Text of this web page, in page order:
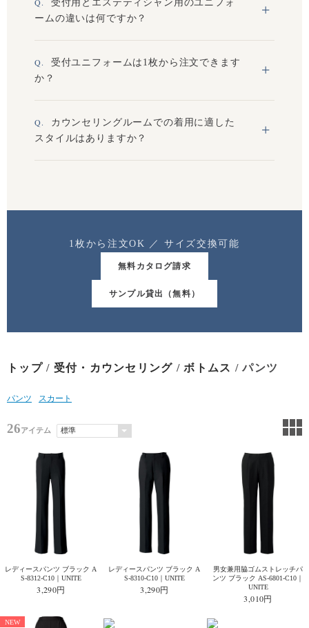
受付用とエステティシャン用のユニフォ
ームの違いは何ですか？
受付ユニフォームは1枚から注文できます
か？
カウンセリングルームでの着用に適した
スタイルはありますか？
1枚から注文OK ／ サイズ交換可能
無料カタログ請求
サンプル貸出（無料）
トップ/ 受付・カウンセリング /ボトムス / パンツ
パンツ スカート
26アイテム
レディースパンツ ブラック A
S-8312-C10｜UNITE
3,290円
レディースパンツ ブラック A
S-8310-C10｜UNITE
3,290円
男女兼用脇ゴムストレッチパ
ンツ ブラック AS-6801-C10｜
UNITE
3,010円
NEW